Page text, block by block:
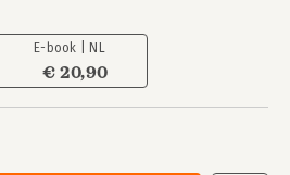
E-book | NL
€ 20,90